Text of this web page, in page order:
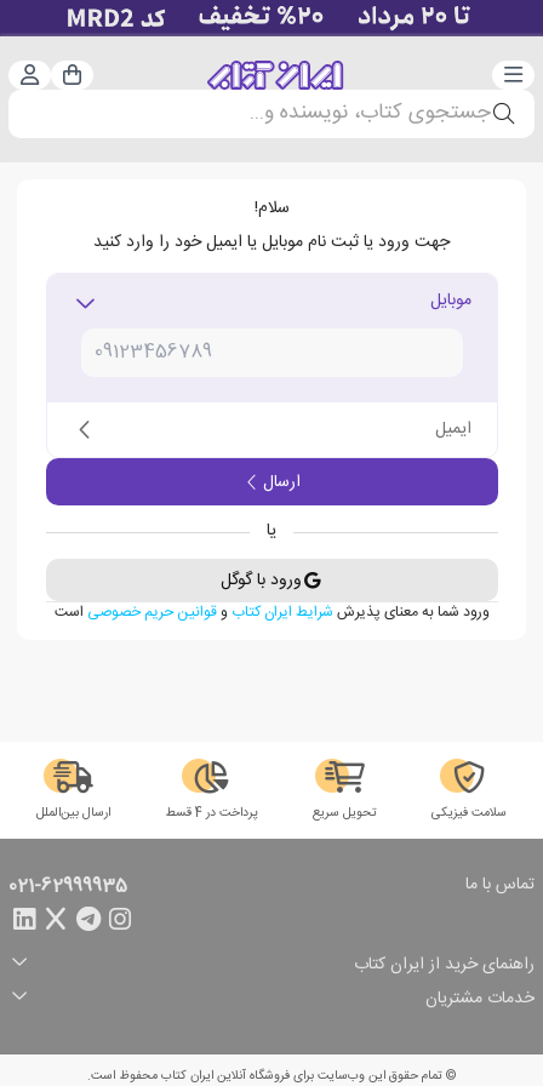
دسته‌بندی سبد
جستجوی کتاب، نویسنده و...
سلام!
جهت ورود یا ثبت نام موبایل یا ایمیل خود را وارد کنید
موبایل
ایمیل
ارسال
یا
ورود با گوگل
ورود شما به معنای پذیرش شرایط ایران کتاب وقوانین حریم خصوصی است
سلامت فیزیکی تحویل سریع پرداخت در 4 قسط ارسال بین‌الملل
تماس با ما 021-62999935
راهنمای خرید از ایران کتاب
ثبت سفارش
شرایط ارسال سفارش
شیوه پرداخت
تخفیف‌های خرید
خدمات مشتریان
© تمام حقوق این وب‌سایت برای فروشگاه آنلاین ایران کتاب محفوظ است.